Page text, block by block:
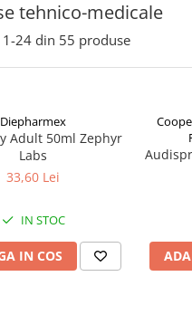
tehnico-medicale
1-24 din 55 produse
Diepharmex
Adult 50ml Zephyr
Labs
33,60 Lei
IN STOC
IN COS